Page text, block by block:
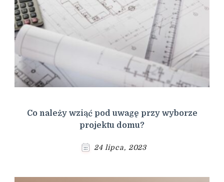
Co należy wziąć pod uwagę przy wyborze
projektu domu?
24 lipca, 2023